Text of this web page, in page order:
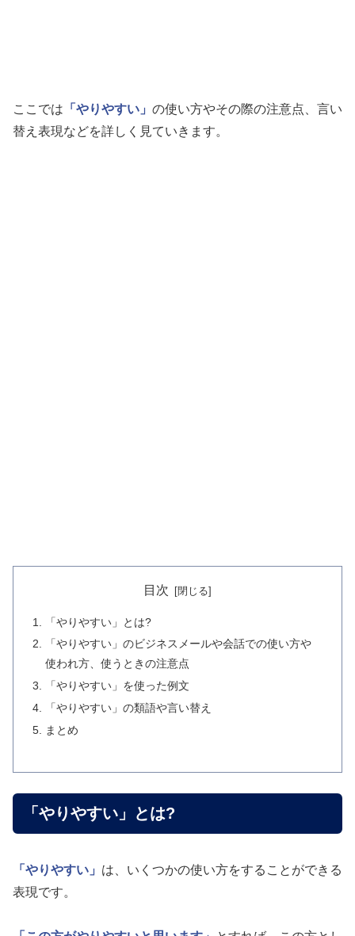
ここでは 「やりやすい」 の使い方やその際の注意点、言い
替え表現などを詳しく見ていきます。
目次
「やりやすい」とは?
「やりやすい」のビジネスメールや会話での使い方や
使われ方、使うときの注意点
「やりやすい」を使った例文
「やりやすい」の類語や言い替え
まとめ
「やりやすい」とは?
「やりやすい」 は、いくつかの使い方をすることができる
表現です。